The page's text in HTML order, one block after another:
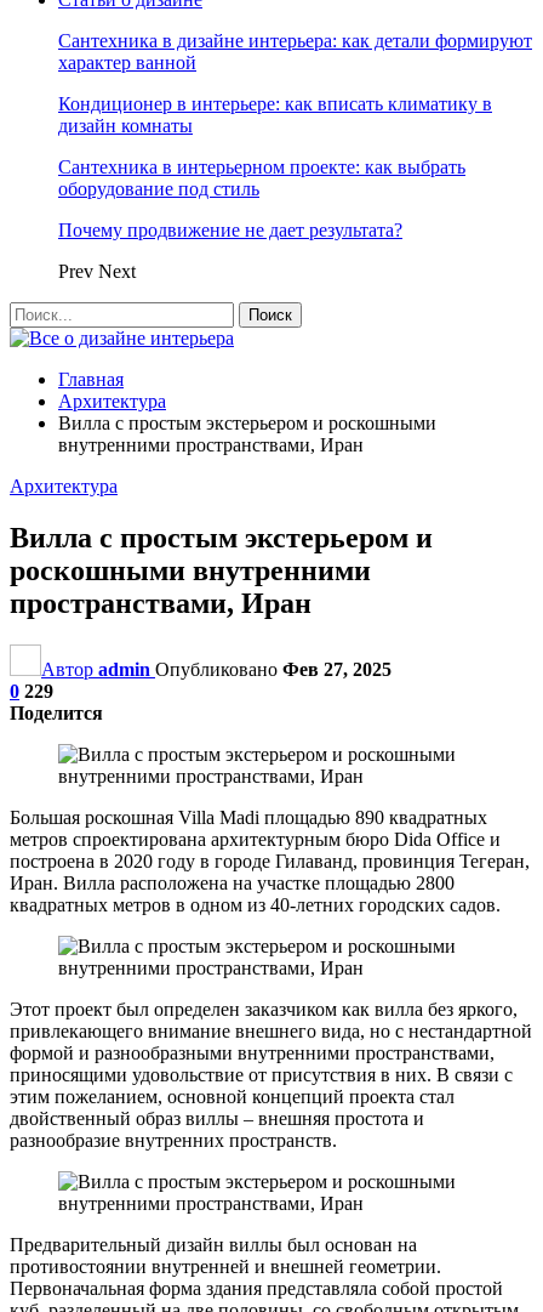
Сантехника в дизайне интерьера: как детали формируют
характер ванной
Кондиционер в интерьере: как вписать климатику в
дизайн комнаты
Сантехника в интерьерном проекте: как выбрать
оборудование под стиль
Почему продвижение не дает результата?
Prev Next
Главная
Архитектура
Вилла с простым экстерьером и роскошными
внутренними пространствами, Иран
Архитектура
Вилла с простым экстерьером и
роскошными внутренними
пространствами, Иран
Автор admin Опубликовано Фев 27, 2025
0 229
Поделится
Большая роскошная Villa Madi площадью 890 квадратных
метров спроектирована архитектурным бюро Dida Office и
построена в 2020 году в городе Гилаванд, провинция Тегеран,
Иран. Вилла расположена на участке площадью 2800
квадратных метров в одном из 40-летних городских садов.
Этот проект был определен заказчиком как вилла без яркого,
привлекающего внимание внешнего вида, но с нестандартной
формой и разнообразными внутренними пространствами,
приносящими удовольствие от присутствия в них. В связи с
этим пожеланием, основной концепций проекта стал
двойственный образ виллы – внешняя простота и
разнообразие внутренних пространств.
Предварительный дизайн виллы был основан на
противостоянии внутренней и внешней геометрии.
Первоначальная форма здания представляла собой простой